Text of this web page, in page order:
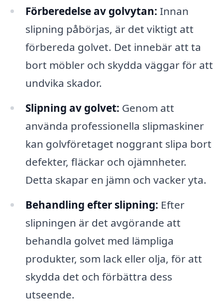
Förberedelse av golvytan: Innan
slipning påbörjas, är det viktigt att
förbereda golvet. Det innebär att ta
bort möbler och skydda väggar för att
undvika skador.
Slipning av golvet: Genom att
använda professionella slipmaskiner
kan golvföretaget noggrant slipa bort
defekter, fläckar och ojämnheter.
Detta skapar en jämn och vacker yta.
Behandling efter slipning: Efter
slipningen är det avgörande att
behandla golvet med lämpliga
produkter, som lack eller olja, för att
skydda det och förbättra dess
utseende.